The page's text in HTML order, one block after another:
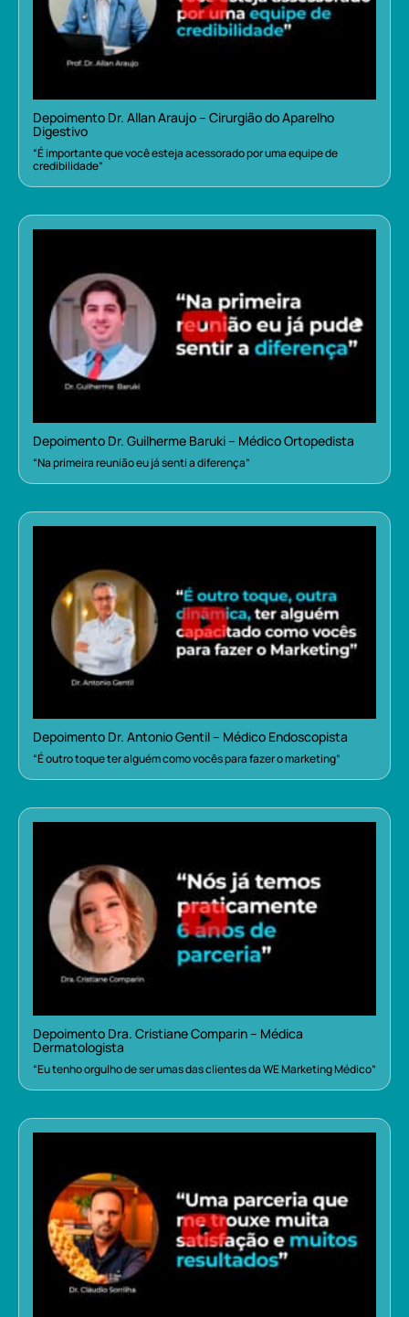
Depoimento Dr. Allan Araujo – Cirurgião do Aparelho
Digestivo
“É importante que você esteja acessorado por uma equipe de
credibilidade”
Depoimento Dr. Guilherme Baruki – Médico Ortopedista
“Na primeira reunião eu já senti a diferença”
Depoimento Dr. Antonio Gentil – Médico Endoscopista
“É outro toque ter alguém como vocês para fazer o marketing”
Depoimento Dra. Cristiane Comparin – Médica
Dermatologista
“Eu tenho orgulho de ser umas das clientes da WE Marketing Médico”